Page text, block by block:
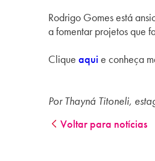
Rodrigo Gomes está
a fomentar projetos que
Clique aqui e conheça
Por Thayná Titoneli,
Voltar para notícias